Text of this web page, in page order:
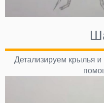
Детализируем крылья